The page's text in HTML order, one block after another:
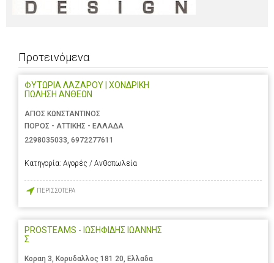
Προτεινόμενα
ΦΥΤΩΡΙΑ ΛΑΖΑΡΟΥ | ΧΟΝΔΡΙΚΗ
ΠΩΛΗΣΗ ΑΝΘΕΩΝ
ΑΓΙΟΣ ΚΩΝΣΤΑΝΤΙΝΟΣ
ΠΟΡΟΣ - ΑΤΤΙΚΗΣ - ΕΛΛΑΔΑ
2298035033 6972277611
Κατηγορία: Αγορές / Ανθοπωλεία
ΠΕΡΙΣΣΟΤΕΡΑ
PROSTEAMS - ΙΩΣΗΦΙΔΗΣ ΙΩΑΝΝΗΣ
Σ
Κοραη 3, Κορυδαλλος 181 20, Ελλαδα